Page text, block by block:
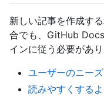
新しい記事を作成す
合でも、GitHub
インに従う必要があり
ユーザーのニー
読みやすくする